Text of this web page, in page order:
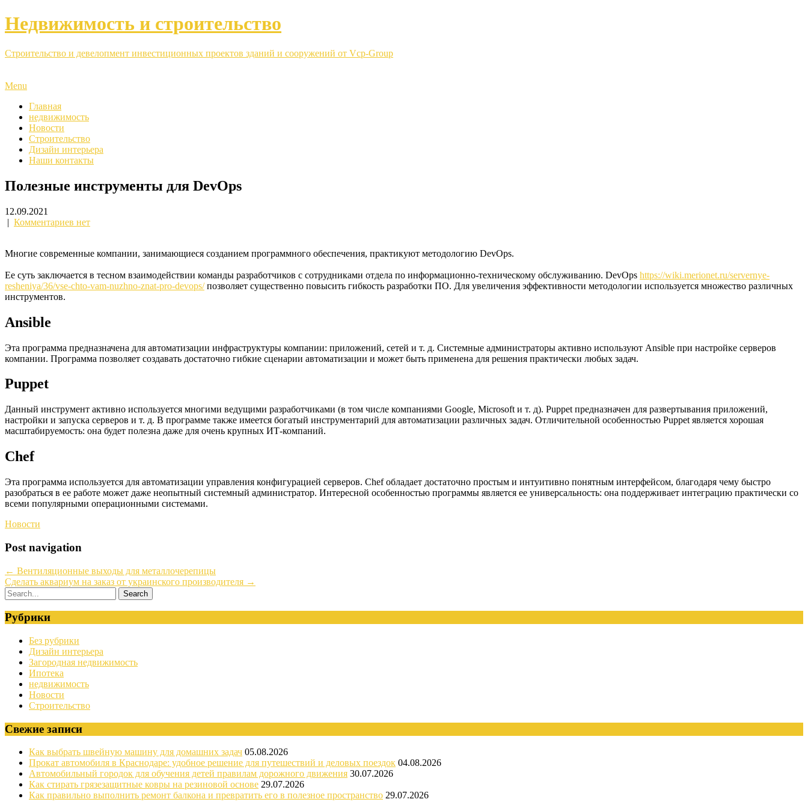
Недвижимость и строительство
Строительство и девелопмент инвестиционных проектов зданий и сооружений от Vcp-Group
Menu
Главная
недвижимость
Новости
Строительство
Дизайн интерьера
Наши контакты
Полезные инструменты для DevOps
12.09.2021
| Комментариев нет
Многие современные компании, занимающиеся созданием программного обеспечения, практикуют методологию DevOps.
Ее суть заключается в тесном взаимодействии команды разработчиков с сотрудниками отдела по информационно-техническому обслуживанию. DevOps https://wiki.merionet.ru/servernye-
resheniya/36/vse-chto-vam-nuzhno-znat-pro-devops/позволяет существенно повысить гибкость разработки ПО. Для увеличения эффективности методологии используется множество различных
инструментов.
Ansible
Эта программа предназначена для автоматизации инфраструктуры компании: приложений, сетей и т. д. Системные администраторы активно используют Ansible при настройке серверов
компании. Программа позволяет создавать достаточно гибкие сценарии автоматизации и может быть применена для решения практически любых задач.
Puppet
Данный инструмент активно используется многими ведущими разработчиками (в том числе компаниями Google, Microsoft и т. д). Puppet предназначен для развертывания приложений,
настройки и запуска серверов и т. д. В программе также имеется богатый инструментарий для автоматизации различных задач. Отличительной особенностью Puppet является хорошая
масштабируемость: она будет полезна даже для очень крупных ИТ-компаний.
Chef
Эта программа используется для автоматизации управления конфигурацией серверов. Chef обладает достаточно простым и интуитивно понятным интерфейсом, благодаря чему быстро
разобраться в ее работе может даже неопытный системный администратор. Интересной особенностью программы является ее универсальность: она поддерживает интеграцию практически со
всеми популярными операционными системами.
Новости
Post navigation
← Вентиляционные выходы для металлочерепицы
Сделать аквариум на заказ от украинского производителя →
Рубрики
Без рубрики
Дизайн интерьера
Загородная недвижимость
Ипотека
недвижимость
Новости
Строительство
Свежие записи
Как выбрать швейную машину для домашних задач 05.08.2026
Прокат автомобиля в Краснодаре: удобное решение для путешествий и деловых поездок 04.08.2026
Автомобильный городок для обучения детей правилам дорожного движения 30.07.2026
Как стирать грязезащитные ковры на резиновой основе 29.07.2026
Как правильно выполнить ремонт балкона и превратить его в полезное пространство 29.07.2026